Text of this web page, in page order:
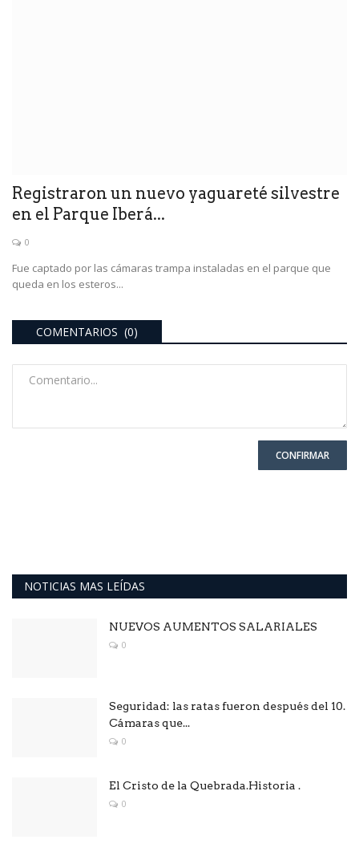
Registraron un nuevo yaguareté silvestre
en el Parque Iberá...
0
Fue captado por las cámaras trampa instaladas en el parque que
queda en los esteros...
COMENTARIOS (0)
CONFIRMAR
NOTICIAS MAS LEÍDAS
NUEVOS AUMENTOS SALARIALES
0
Seguridad: las ratas fueron después del 10.
Cámaras que...
0
El Cristo de la Quebrada.Historia .
0